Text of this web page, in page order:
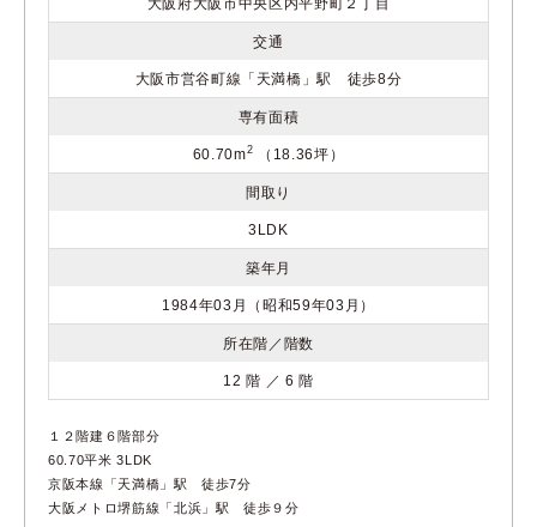
交通
大阪市営谷町線「天満橋」駅 徒歩8分
専有面積
60.70m2 （18.36坪）
間取り
3LDK
築年月
1984年03月（昭和59年03月）
所在階／階数
12 階 ／ 6 階
１２階建６階部分
60.70平米 3LDK
京阪本線「天満橋」駅 徒歩7分
大阪メトロ堺筋線「北浜」駅 徒歩９分